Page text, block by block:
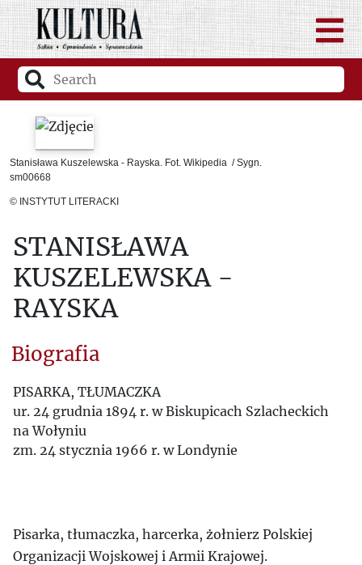
Stanisława Kuszelewska - Rayska. Fot. Wikipedia / Sygn.
sm00668
© INSTYTUT LITERACKI
STANISŁAWA
KUSZELEWSKA -
RAYSKA
Biografia
PISARKA, TŁUMACZKA
ur. 24 grudnia 1894 r. w Biskupicach Szlacheckich
na Wołyniu
zm. 24 stycznia 1966 r. w Londynie
Pisarka, tłumaczka, harcerka, żołnierz Polskiej
Organizacji Wojskowej i Armii Krajowej.